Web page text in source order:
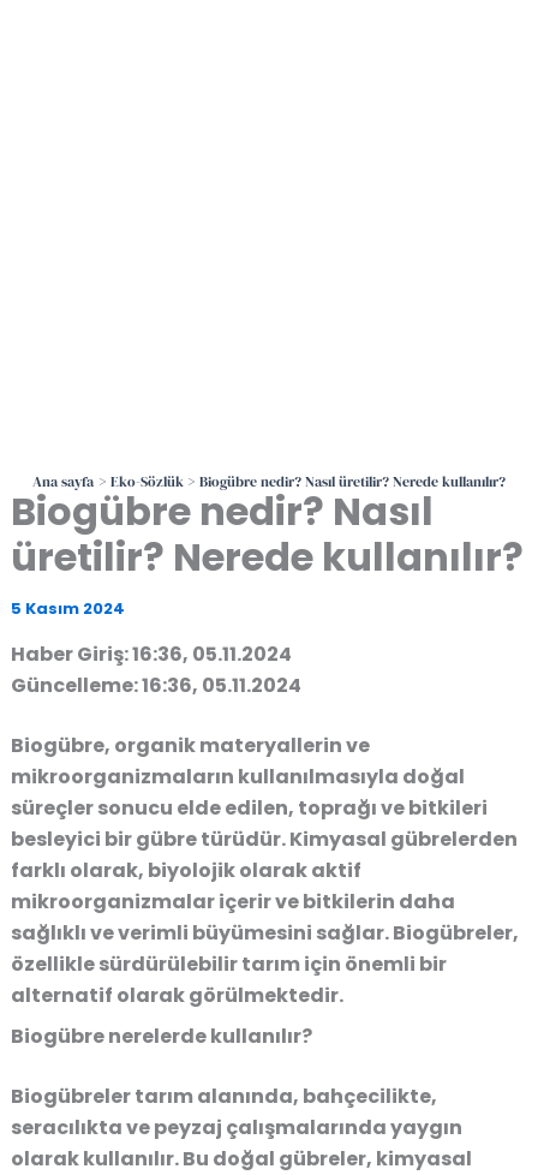
Ana sayfa Eko-Sözlük Biogübre nedir? Nasıl üretilir? Nerede kullanılır?
Biogübre nedir? Nasıl
üretilir? Nerede kullanılır?
5 Kasım 2024
Haber Giriş: 16:36, 05.11.2024
Güncelleme: 16:36, 05.11.2024
Biogübre, organik materyallerin ve
mikroorganizmaların kullanılmasıyla doğal
süreçler sonucu elde edilen, toprağı ve bitkileri
besleyici bir gübre türüdür. Kimyasal gübrelerden
farklı olarak, biyolojik olarak aktif
mikroorganizmalar içerir ve bitkilerin daha
sağlıklı ve verimli büyümesini sağlar. Biogübreler,
özellikle sürdürülebilir tarım için önemli bir
alternatif olarak görülmektedir.
Biogübre nerelerde kullanılır?
Biogübreler tarım alanında, bahçecilikte,
seracılıkta ve peyzaj çalışmalarında yaygın
olarak kullanılır. Bu doğal gübreler, kimyasal